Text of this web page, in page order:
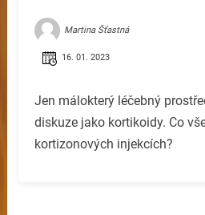
Martina Šťastná
16. 01. 2023
Jen málokterý léčebný
diskuze jako kortikoidy. Co
kortizonových injekcích?